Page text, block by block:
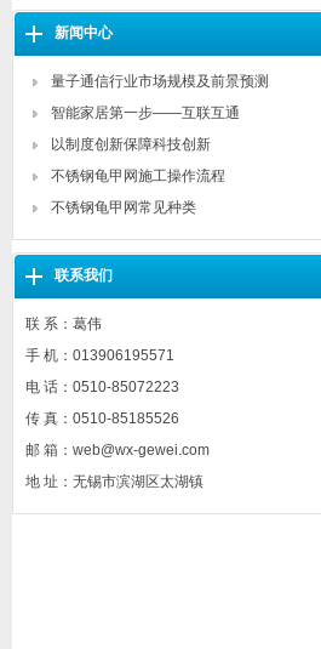
新闻中心
量子通信行业市场规模及前景预测
智能家居第一步——互联互通
以制度创新保障科技创新
不锈钢龟甲网施工操作流程
不锈钢龟甲网常见种类
联系我们
联 系：葛伟
手 机：013906195571
电 话：0510-85072223
传 真：0510-85185526
邮 箱：web@wx-gewei.com
地 址：无锡市滨湖区太湖镇